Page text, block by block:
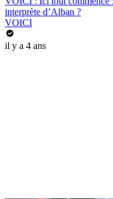
interprète d’Alban ?
VOICI
il y a 4 ans